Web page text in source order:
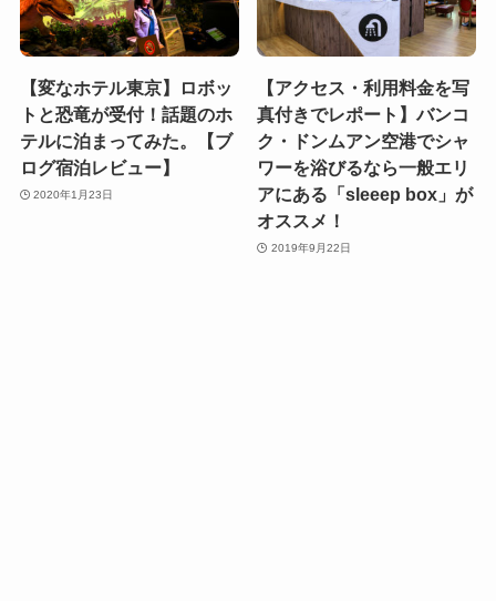
【変なホテル東京】ロボッ
トと恐竜が受付！話題のホ
テルに泊まってみた。【ブ
ログ宿泊レビュー】
2020年1月23日
【アクセス・利用料金を写
真付きでレポート】バンコ
ク・ドンムアン空港でシャ
ワーを浴びるなら一般エリ
アにある「sleeep box」が
オススメ！
2019年9月22日